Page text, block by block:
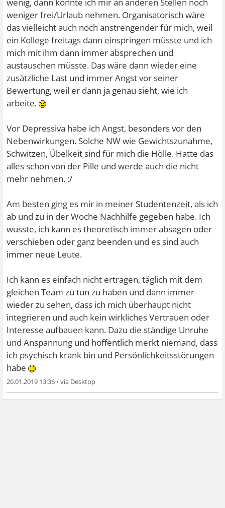
weniger frei/Urlaub nehmen. Organisatorisch wäre
das vielleicht auch noch anstrengender für mich, weil
ein Kollege freitags dann einspringen müsste und ich
mich mit ihm dann immer absprechen und
austauschen müsste. Das wäre dann wieder eine
zusätzliche Last und immer Angst vor seiner
Bewertung, weil er dann ja genau sieht, wie ich
arbeite.
Vor Depressiva habe ich Angst, besonders vor den
Nebenwirkungen. Solche NW wie Gewichtszunahme,
Schwitzen, Übelkeit sind für mich die Hölle. Hatte das
alles schon von der Pille und werde auch die nicht
mehr nehmen. :/
Am besten ging es mir in meiner Studentenzeit, als ich
ab und zu in der Woche Nachhilfe gegeben habe. Ich
wusste, ich kann es theoretisch immer absagen oder
verschieben oder ganz beenden und es sind auch
immer neue Leute.
Ich kann es einfach nicht ertragen, täglich mit dem
gleichen Team zu tun zu haben und dann immer
wieder zu sehen, dass ich mich überhaupt nicht
integrieren und auch kein wirkliches Vertrauen oder
Interesse aufbauen kann. Dazu die ständige Unruhe
und Anspannung und hoffentlich merkt niemand, dass
ich psychisch krank bin und Persönlichkeitsstörungen
habe
20.01.2019 13:36 •